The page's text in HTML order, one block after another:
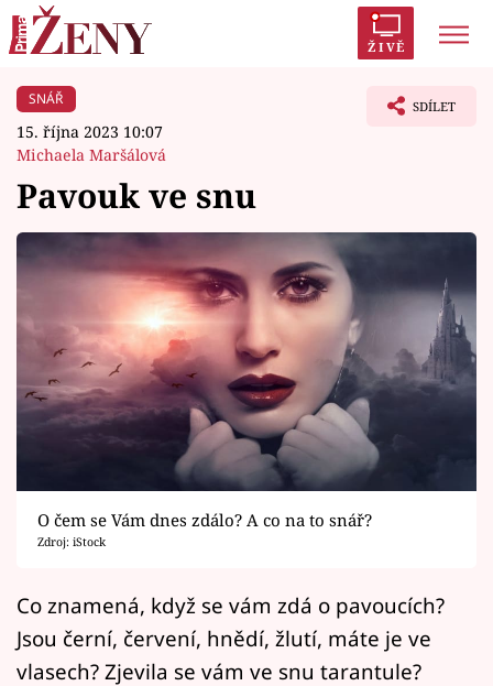
ŽIVĚ
Trendy:
AYTO?
Módní alarm
Zrádci
Témata
Celebrity
Vztahy
Seriály
Horoskopy
Sledujte prima+
Filmový festival Karlovy Vary
Pořady
SNÁŘ
15. října 2023 10:07
Michaela Maršálová
SDÍLET
Pavouk ve snu
O čem se Vám dnes zdálo? A co na to snář?
Zdroj: iStock
Co znamená, když se vám zdá o pavoucích?
Jsou černí, červení, hnědí, žlutí, máte je ve
vlasech? Zjevila se vám ve snu tarantule?